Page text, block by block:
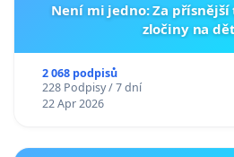
Není mi jedno: Za
zločiny na
2 068 podpisů
228 Podpisy / 7 dní
22 Apr 2026